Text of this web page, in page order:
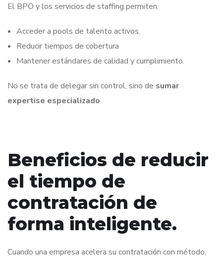
El BPO y los servicios de staffing permiten:
Acceder a pools de talento activos.
Reducir tiempos de cobertura
Mantener estándares de calidad y cumplimiento.
No se trata de delegar sin control, sino de sumar
expertise especializado.
Beneficios de reducir
el tiempo de
contratación de
forma inteligente.
Cuando una empresa acelera su contratación con método,